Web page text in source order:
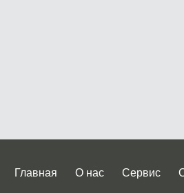
Главная О нас Сервис